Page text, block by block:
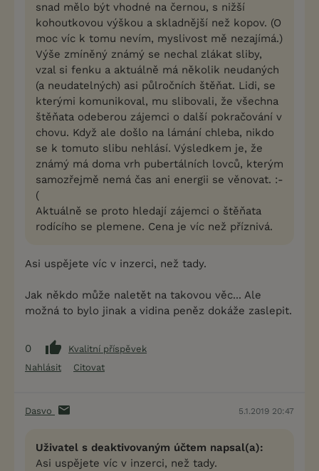
snad mělo být vhodné na černou, s nižší
kohoutkovou výškou a skladnější než kopov. (O
moc víc k tomu nevím, myslivost mě nezajímá.)
Výše zmíněný známý se nechal zlákat sliby,
vzal si fenku a aktuálně má několik neudaných
(a neudatelných) asi půlročních štěňat. Lidi, se
kterými komunikoval, mu slibovali, že všechna
štěňata odeberou zájemci o další pokračování v
chovu. Když ale došlo na lámání chleba, nikdo
se k tomuto slibu nehlásí. Výsledkem je, že
známý má doma vrh pubertálních lovců, kterým
samozřejmě nemá čas ani energii se věnovat. :-
(
Aktuálně se proto hledají zájemci o štěňata
rodícího se plemene. Cena je víc než příznivá.
Asi uspějete víc v inzerci, než tady.
Jak někdo může naletět na takovou věc... Ale
možná to bylo jinak a vidina peněz dokáže zaslepit.
0
Kvalitní příspěvek
Nahlásit
Citovat
Dasvo 5.1.2019 20:47
Uživatel s deaktivovaným účtem napsal(a):
Asi uspějete víc v inzerci, než tady.